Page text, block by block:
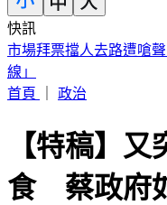
快訊
高雄帥哥公關失聯！房
內
首頁
政治
【特稿】
食 蔡政府